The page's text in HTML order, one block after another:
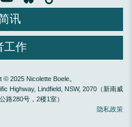
讯
工作
2025 Nicolette Boele。
Highway, Lindfield, NSW, 2070（新南威
路280号，2楼1室）
隐私政策